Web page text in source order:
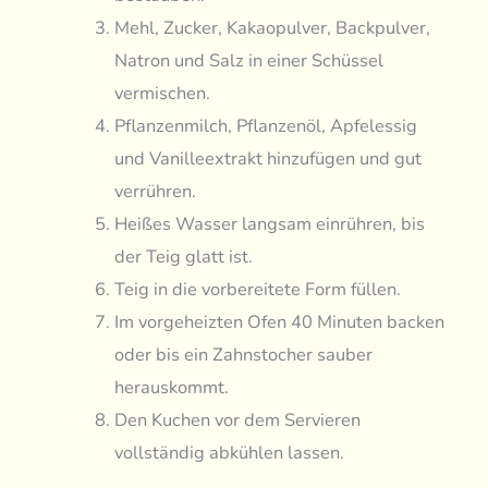
Mehl, Zucker, Kakaopulver, Backpulver,
Natron und Salz in einer Schüssel
vermischen.
Pflanzenmilch, Pflanzenöl, Apfelessig
und Vanilleextrakt hinzufügen und gut
verrühren.
Heißes Wasser langsam einrühren, bis
der Teig glatt ist.
Teig in die vorbereitete Form füllen.
Im vorgeheizten Ofen 40 Minuten backen
oder bis ein Zahnstocher sauber
herauskommt.
Den Kuchen vor dem Servieren
vollständig abkühlen lassen.